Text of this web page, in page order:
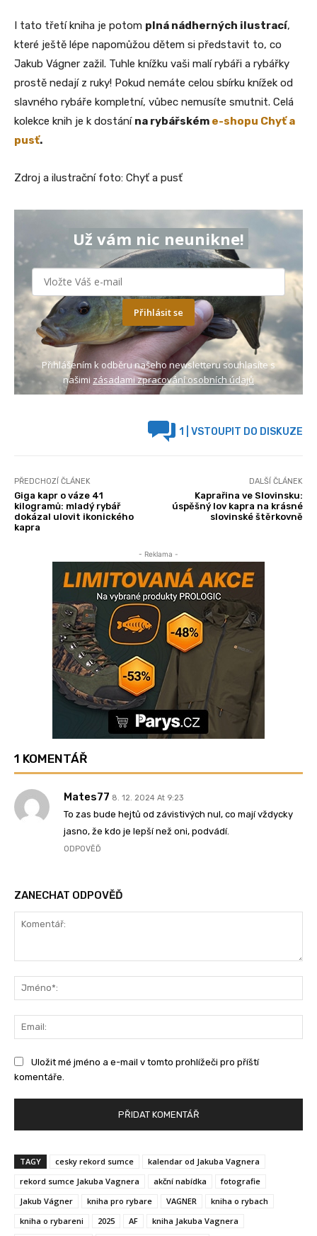
I tato třetí kniha je potom plná nádherných ilustrací,
které ještě lépe napomůžou dětem si představit to, co
Jakub Vágner zažil. Tuhle knížku vaši malí rybáři a rybářky
prostě nedají z ruky! Pokud nemáte celou sbírku knížek od
slavného rybáře kompletní, vůbec nemusíte smutnit. Celá
kolekce knih je k dostání na rybářském e-shopu Chyť a
pusť.
Zdroj a ilustrační foto: Chyť a pusť
Už vám nic neunikne!
Přihlásit se
Přihlášením k odběru našeho newsletteru souhlasíte s
našimi zásadami zpracování osobních údajů
1 | VSTOUPIT DO DISKUZE
PŘEDCHOZÍ ČLÁNEK
Giga kapr o váze 41
kilogramů: mladý rybář
dokázal ulovit ikonického
kapra
DALŠÍ ČLÁNEK
Kaprařina ve Slovinsku:
úspěšný lov kapra na krásné
slovinské štěrkovně
- Reklama -
1 KOMENTÁŘ
Mates77 8. 12. 2024 At 9:23
To zas bude hejtů od závistivých nul, co mají vždycky
jasno, že kdo je lepší než oni, podvádí.
ODPOVĚĎ
ZANECHAT ODPOVĚĎ
Uložit mé jméno a e-mail v tomto prohlížeči pro příští
komentáře.
TAGY cesky rekord sumce
kalendar od Jakuba Vagnera
rekord sumce Jakuba Vagnera
akční nabídka
fotografie
Jakub Vágner
kniha pro rybare VAGNER
kniha o rybach
kniha o rybareni
2025 AF
kniha Jakuba Vagnera